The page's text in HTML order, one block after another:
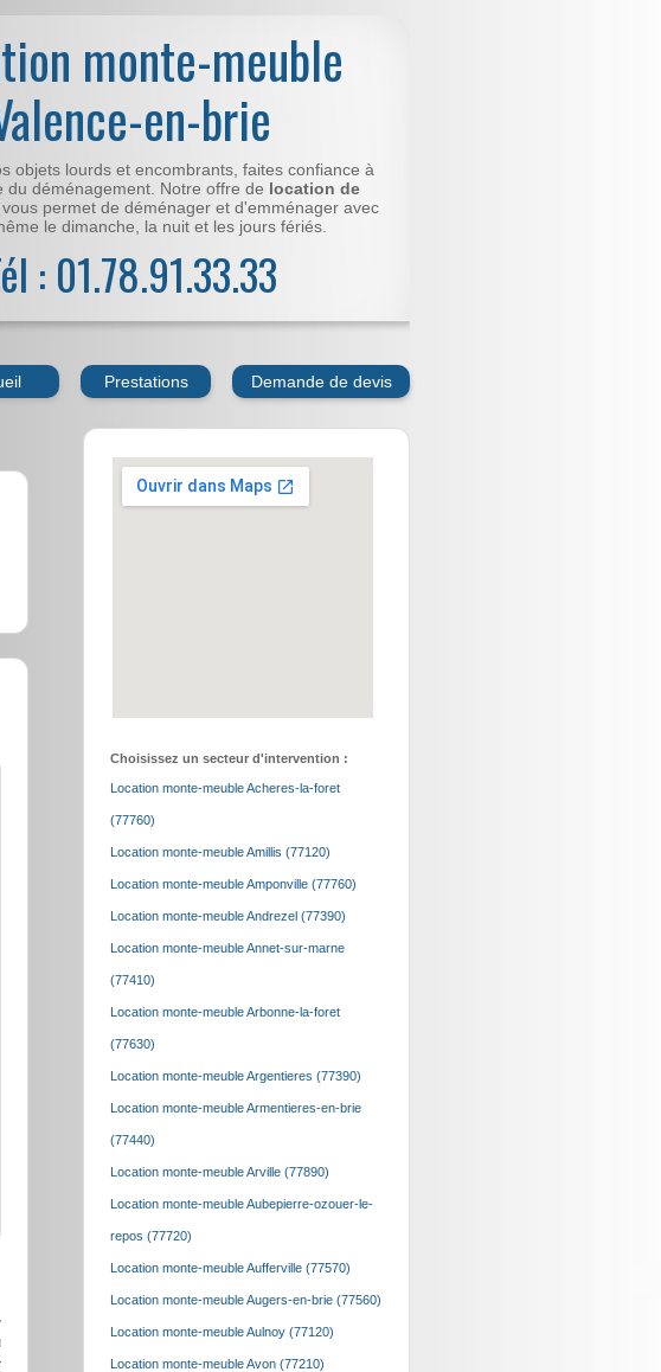
monte-meuble
en-brie
objets lourds et encombrants, faites confiance à
du déménagement. Notre offre de location de
vous permet de déménager et d'emménager avec
le dimanche, la nuit et les jours fériés.
: 01.78.91.33.33
Prestations Demande de devis
Choisissez un secteur d'intervention :
Location monte-meuble Acheres-la-foret
(77760)
Location monte-meuble Amillis (77120)
Location monte-meuble Amponville (77760)
Location monte-meuble Andrezel (77390)
Location monte-meuble Annet-sur-marne
(77410)
Location monte-meuble Arbonne-la-foret
(77630)
Location monte-meuble Argentieres (77390)
Location monte-meuble Armentieres-en-brie
(77440)
Location monte-meuble Arville (77890)
Location monte-meuble Aubepierre-ozouer-le-
repos (77720)
Location monte-meuble Aufferville (77570)
Location monte-meuble Augers-en-brie (77560)
Location monte-meuble Aulnoy (77120)
Location monte-meuble Avon (77210)